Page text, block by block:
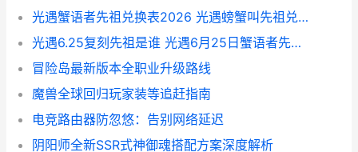
光遇蟹语者先祖兑换表2026 光遇螃蟹叫先祖兑换表 蟹语者先祖在哪
光遇6.25复刻先祖是谁 光遇6月25日蟹语者先祖复刻 光遇6.21号复刻
冒险岛最新版本全职业升级路线
魔兽全球回归玩家装等追赶指南
电竞路由器防忽悠：告别网络延迟
阴阳师全新SSR式神御魂搭配方案深度解析